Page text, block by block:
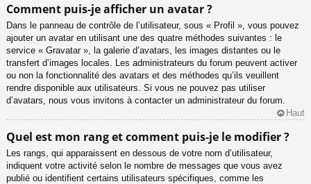
Comment puis-je afficher un avatar ?
Dans le panneau de contrôle de l’utilisateur, sous « Profil », vous pouvez
ajouter un avatar en utilisant une des quatre méthodes suivantes : le
service « Gravatar », la galerie d’avatars, les images distantes ou le
transfert d’images locales. Les administrateurs du forum peuvent activer
ou non la fonctionnalité des avatars et des méthodes qu’ils veuillent
rendre disponible aux utilisateurs. Si vous ne pouvez pas utiliser
d’avatars, nous vous invitons à contacter un administrateur du forum.
Haut
Quel est mon rang et comment puis-je le modifier ?
Les rangs, qui apparaissent en dessous de votre nom d’utilisateur,
indiquent votre activité selon le nombre de messages que vous avez
publié ou identifient certains utilisateurs spécifiques, comme les